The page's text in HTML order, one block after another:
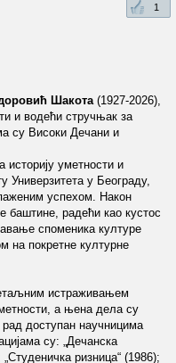
1
Шакота(1927-2026),
и водећи стручњак за
су Високи Дечани и
историју уметности и
Универзитета у Београду,
успехом. Након
баштине, радећи као кустос
споменика културе
на покретне културне
истраживањем
а њена дела су
доступан научницима
су: „Дечанска
ризница“ (1986);